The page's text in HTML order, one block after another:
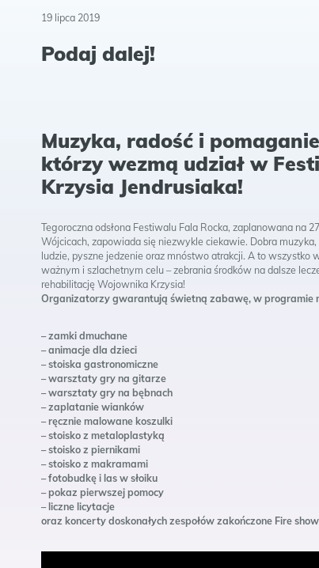
19 lipca 2019
Podaj dalej!
Muzyka, radość i
którzy wezmą udział w
Krzysia Jendrusiaka!
Tegoroczna odsłona Festiwalu Fala Rocka, zaplanowana na
Wójcicach, zapowiada się niezwykle ciekawie. Dobra
ludzie, pyszne jedzenie oraz mnóstwo atrakcji. A to wszystko
ważnym i szlachetnym celu – zebrania środków na dalsze
rehabilitację Wojownika Krzysia!
Organizatorzy gwarantują świetną zabawę, w programie
– zamki dmuchane
– animacje dla dzieci
– stoiska gastronomiczne
– warsztaty gry na gitarze
– warsztaty gry na bębnach
– zaplatanie wianków
– ręcznie malowane koszulki
– stoisko z metaloplastyką
– stoisko z piernikami
– stoisko z makramami
– fotobudkę i las w słoiku
– pokaz pierwszej pomocy
– liczne licytacje
oraz koncerty doskonałych zespołów zakończone Fire